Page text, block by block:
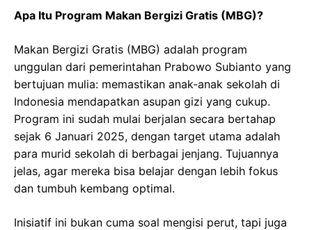
Apa Itu Program Makan Bergizi Gratis (MBG)?
Makan Bergizi Gratis (MBG) adalah program
unggulan dari pemerintahan Prabowo Subianto yang
bertujuan mulia: memastikan anak-anak sekolah di
Indonesia mendapatkan asupan gizi yang cukup.
Program ini sudah mulai berjalan secara bertahap
sejak 6 Januari 2025, dengan target utama adalah
para murid sekolah di berbagai jenjang. Tujuannya
jelas, agar mereka bisa belajar dengan lebih fokus
dan tumbuh kembang optimal.
Inisiatif ini bukan cuma soal mengisi perut, tapi juga